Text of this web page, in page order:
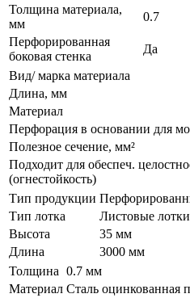
Толщина материала,
мм
0.7
Перфорированная
боковая стенка
Да
Вид/ марка материала
Длина, мм
Материал
Перфорация в основании для
Полезное сечение, мм²
Подходит для обеспеч.
(огнестойкость)
Тип продукции
Тип лотка
Листовые
Высота
35 мм
Длина
3000 мм
Толщина 0.7 мм
Материал Сталь оцинкованная